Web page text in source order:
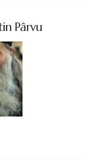
Pârvu